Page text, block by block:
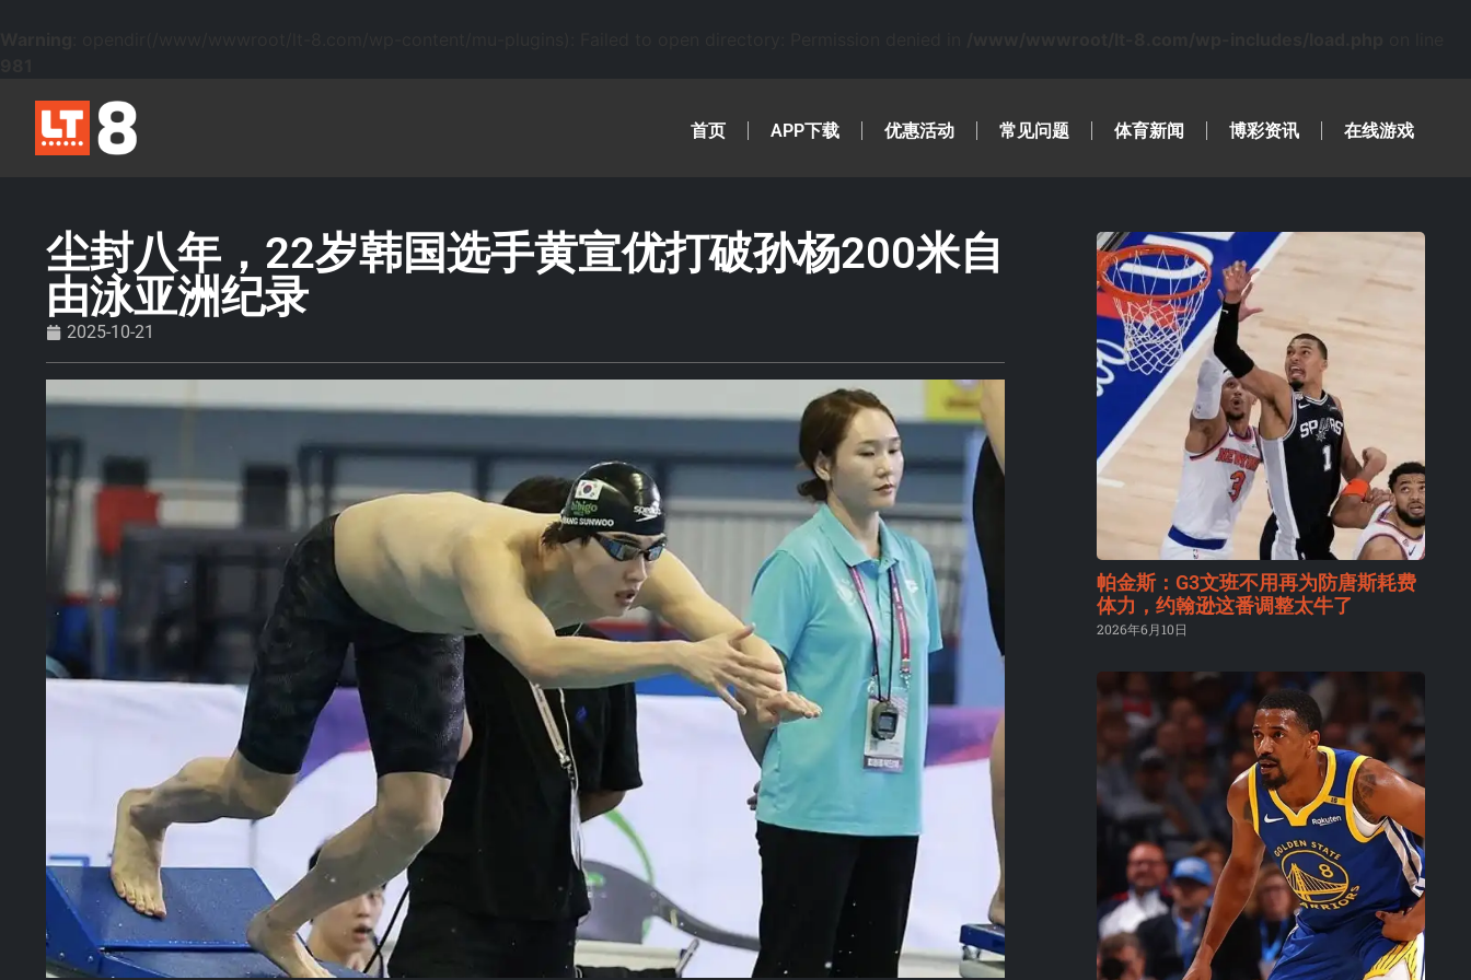
首页 APP下载 优惠活动 常见问题 体育新闻 博彩资讯 在线游戏
尘封八年，22岁韩国选手黄宣优打破孙杨200米自
由泳亚洲纪录
2025-10-21
帕金斯：G3文班不用再为防唐斯耗费
体力，约翰逊这番调整太牛了
2026年6月10日